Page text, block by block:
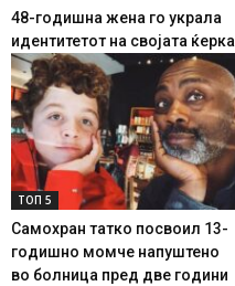
48-годишна жена го украла
идентитетот на својата ќерка
ТОП 5
Самохран татко посвоил 13-
годишно момче напуштено
во болница пред две години